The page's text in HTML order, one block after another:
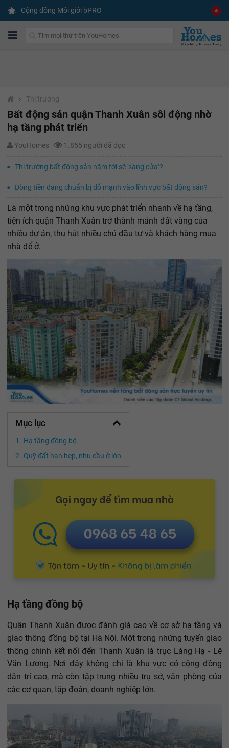
Cộng đồng Môi giới bPRO
› Thị trường
Bất động sản quận Thanh Xuân sôi động nhờ
hạ tầng phát triển
YouHomes 1.855 người đã đọc
Thị trường bất động sản năm tới sẽ ‘sáng cửa’?
Dòng tiền đang chuẩn bị đổ mạnh vào lĩnh vực bất động sản?
Là một trong những khu vực phát triển nhanh về hạ tầng,
tiện ích quận Thanh Xuân trở thành mảnh đất vàng của
nhiều dự án, thu hút nhiều chủ đầu tư và khách hàng mua
nhà để ở.
Mục lục
Hạ tầng đồng bộ
Quỹ đất hạn hẹp, nhu cầu ở lớn
Hạ tầng đồng bộ
Quận Thanh Xuân được đánh giá cao về cơ sở hạ tầng và
giao thông đồng bộ tại Hà Nội. Một trong những tuyến giao
thông chính kết nối đến Thanh Xuân là trục Láng Hạ - Lê
Văn Lương. Nơi đây không chỉ là khu vực có cộng đồng
dân trí cao, mà còn tập trung nhiều trụ sở, văn phòng của
các cơ quan, tập đoàn, doanh nghiệp lớn.